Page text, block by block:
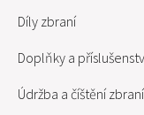
Díly zbraní
Doplňky a
Údržba a číštění zbraní